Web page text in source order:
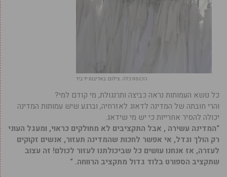
הכנסת כלה. צילום: באדיבות יד ביד
כל נושא העמותות נראה כביצה ותרנגולת, מי קודם למי?
והרי חובתה של המדינה לדאוג לאזרחיה, וברגע שיש עמותות המדינה
יכולה להסיר אחרייות כי יש מי שידאג.
“המדינה עשירה , אבל התקציבים לא מחולקים כראוי, ומעגל העוני
רק הולך וגדל, אי אפשר לחכות שהמדינה תעזור, אנשים זקוקים
לעזרה, אז אנחנו עושים כל שביכולתנו לעזור לכולם! זה עצוב
שתקציב הספורט בלוד גדול מתקציב הרווחה. “